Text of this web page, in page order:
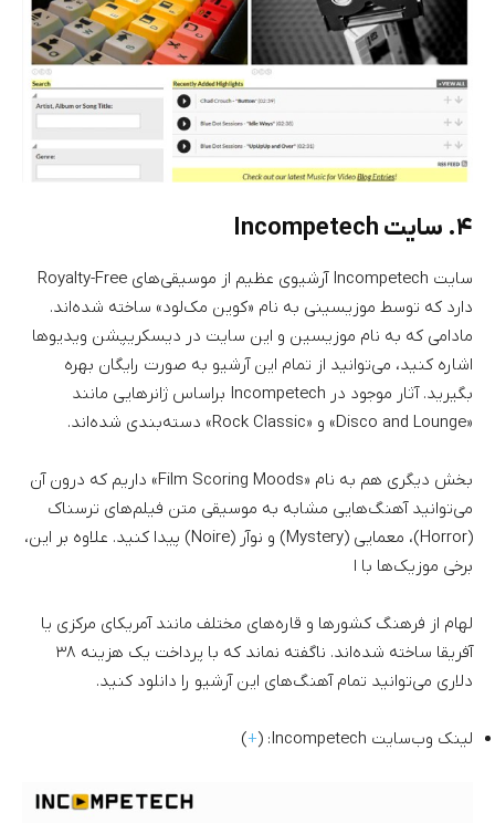
۴. سایت Incompetech
سایت Incompetech آرشیوی عظیم از موسیقی‌های Royalty-Free
دارد که توسط موزیسینی به نام «کوین مک‌لود» ساخته شده‌اند.
مادامی که به نام موزیسین و این سایت در دیسکریپشن ویدیوها
اشاره کنید، می‌توانید از تمام این آرشیو به صورت رایگان بهره
بگیرید. آثار موجود در Incompetech براساس ژانر‌هایی مانند
«Disco and Lounge» و «Rock Classic» دسته‌بندی شده‌اند.
بخش دیگری هم به نام «Film Scoring Moods» داریم که درون آن
می‌توانید آهنگ‌هایی مشابه به موسیقی متن فیلم‌های ترسناک
(Horror)، معمایی (Mystery) و نوآر (Noire) پیدا کنید. علاوه بر این،
برخی موزیک‌ها با ا
لهام از فرهنگ کشورها و قاره‌های مختلف مانند آمریکای مرکزی یا
آفریقا ساخته شده‌اند. ناگفته نماند که با پرداخت یک هزینه ۳۸
دلاری می‌توانید تمام آهنگ‌های این آرشیو را دانلود کنید.
لینک وب‌سایت Incompetech: ( +
)